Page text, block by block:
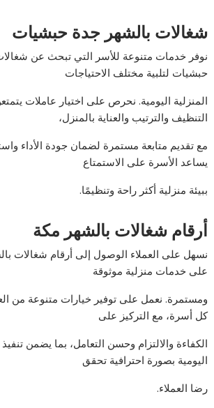
شغالات بالشهر جدة حبشيات
نوفر خدمات متنوعة للأسر التي تبحث عن
حبشيات لتلبية مختلف الاحتياجات
المنزلية اليومية. نحرص على اختيار عاملات
التنظيف والترتيب والعناية بالمنزل،
مع تقديم متابعة مستمرة لضمان جودة الأداء
يساعد الأسرة على الاستمتاع
ببيئة منزلية أكثر راحة وتنظيمًا.
أرقام شغالات بالشهر مكة
نسهل على العملاء الوصول إلى أرقام شغالات
على خدمات منزلية موثوقة
ومستمرة. نعمل على توفير خيارات متنوعة من
كل أسرة، مع التركيز على
الكفاءة والالتزام وحسن التعامل، بما يضمن تنفيذ
اليومية بصورة احترافية تحقق
رضا العملاء.